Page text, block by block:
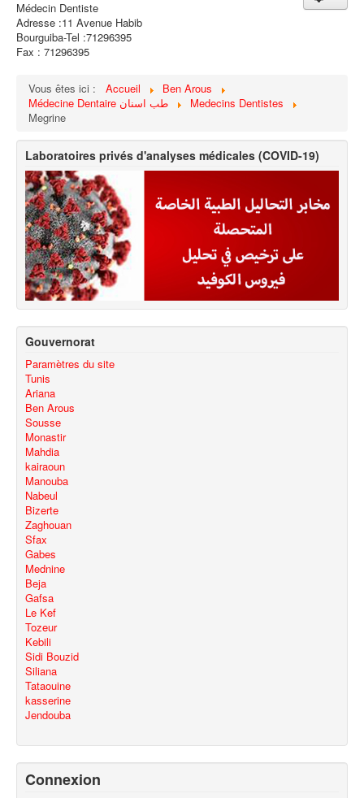
Médecin Dentiste
Adresse :11 Avenue Habib
Bourguiba-Tel :71296395
Fax : 71296395
Vous êtes ici : Accueil
Ben Arous
Médecine Dentaire طب اسنان
Medecins Dentistes
Megrine
Laboratoires privés d'analyses médicales (COVID-19)
Gouvernorat
Paramètres du site
Tunis
Ariana
Ben Arous
Sousse
Monastir
Mahdia
kairaoun
Manouba
Nabeul
Bizerte
Zaghouan
Sfax
Gabes
Mednine
Beja
Gafsa
Le Kef
Tozeur
Kebili
Sidi Bouzid
Siliana
Tataouine
kasserine
Jendouba
Connexion